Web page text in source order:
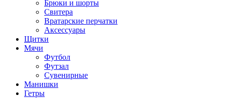
Брюки и шорты
Cвитера
Вратарские перчатки
Аксессуары
Щитки
Мячи
Футбол
Футзал
Сувенирные
Манишки
Гетры